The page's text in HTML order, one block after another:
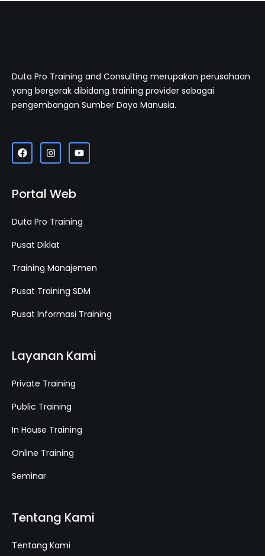
Duta Pro Training and Consulting merupakan perusahaan
yang bergerak dibidang training provider sebagai
pengembangan Sumber Daya Manusia.
Portal Web
Duta Pro Training
Pusat Diklat
Training Manajemen
Pusat Training SDM
Pusat Informasi Training
Layanan Kami
Private Training
Public Training
In House Training
Online Training
Seminar
Tentang Kami
Tentang Kami